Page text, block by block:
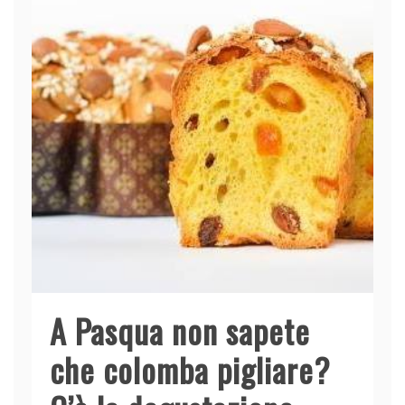
A Pasqua non sapete
che colomba pigliare?